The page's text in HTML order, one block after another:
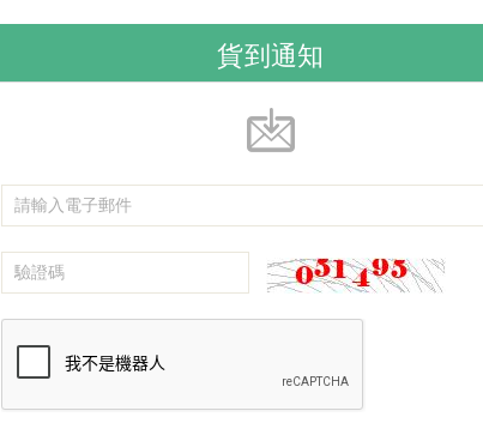
貨到通知